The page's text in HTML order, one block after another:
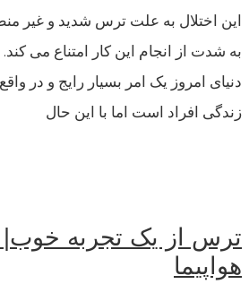
این اختلال به علت ترس شدید و غیر
به شدت از انجام این کار امتناع می کند.
دنیای امروز یک امر بسیار رایج و در واقع
زندگی افراد است اما با این حال
ترس از یک تجربه خوب|
هواپیما